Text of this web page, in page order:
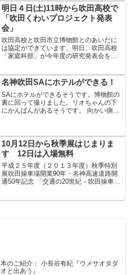
学...
明日４日(土)11時から吹田高校で
「吹田くわいプロジェクト発表
会」
吹田高校と吹田市立博物館とのあいだに
は協定ができています。明日、吹田高校
「家庭科部」が今年度の研究発表会をし
１１時３０分～１２時 家庭科部に
よる発
表
①...
名神吹田SAにホテルができる！
SAにホテルができるそうです。博物館の
裏に回って撮りました。リオちゃんの下
にかんばんがあるそうです。 向かい側
かく下に降りられるよ ...
10月12日から秋季展はじまりま
す 12日は入場無料
平成２５年度（２０１３年度）秋季特別
展吹田操車場開業90年・名神高速道路開
通50年記念 「交通の20世紀－吹田操車場
本のご紹介： 小長谷有紀『ウメサオタダ
オと出あう』